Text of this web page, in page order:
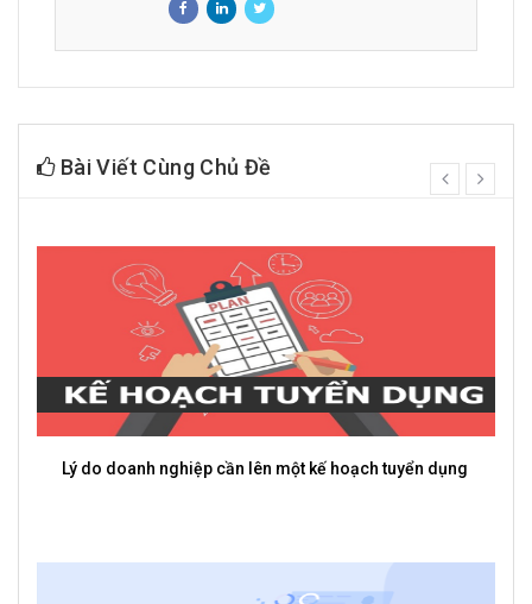
Bài Viết Cùng Chủ Đề
3 Cách Để Nhân Viên Chủ Động Hơn Trong Công Việc
prev